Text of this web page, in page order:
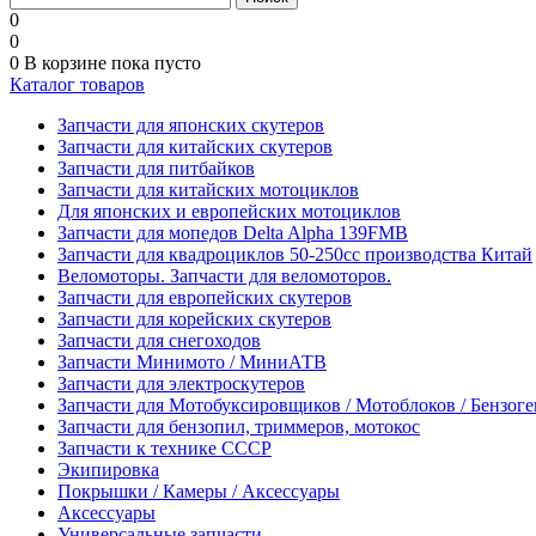
0
0
0 В корзине пока пусто
Каталог товаров
Запчасти для японских скутеров
Запчасти для китайских скутеров
Запчасти для питбайков
Запчасти для китайских мотоциклов
Для японских и европейских мотоциклов
Запчасти для мопедов Delta Alpha 139FMB
Запчасти для квадроциклов 50-250сс производства Китай
Веломоторы. Запчасти для веломоторов.
Запчасти для европейских скутеров
Запчасти для корейских скутеров
Запчасти для снегоходов
Запчасти Минимото / МиниАТВ
Запчасти для электроскутеров
Запчасти для Мотобуксировщиков / Мотоблоков /
Запчасти для бензопил, триммеров, мотокос
Запчасти к технике СССР
Экипировка
Покрышки / Камеры / Аксессуары
Аксессуары